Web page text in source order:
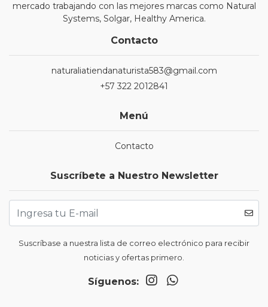
mercado trabajando con las mejores marcas como Natural
Systems, Solgar, Healthy America.
Contacto
naturaliatiendanaturista583@gmail.com
+57 322 2012841
Menú
Contacto
Suscríbete a Nuestro Newsletter
Suscríbase a nuestra lista de correo electrónico para recibir
noticias y ofertas primero.
Síguenos: